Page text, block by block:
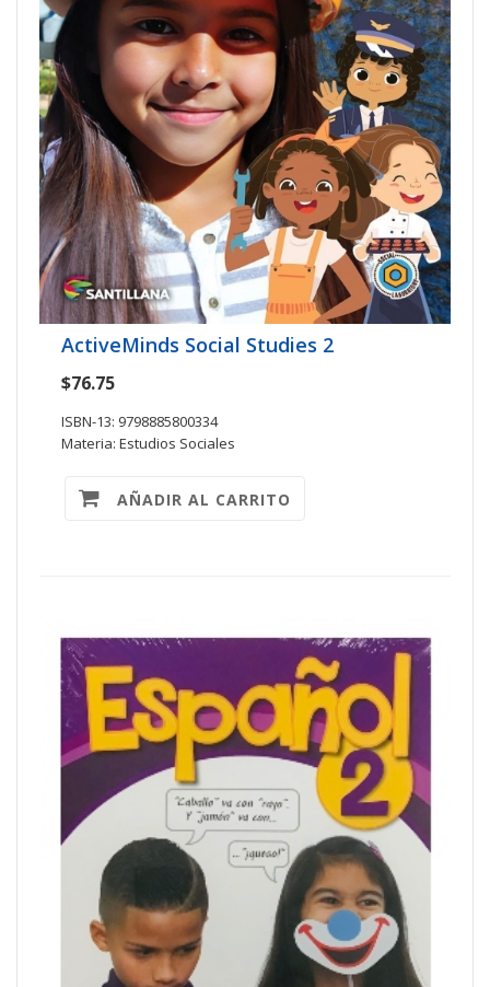
ActiveMinds Social Studies 2
$76.75
ISBN-13: 9798885800334
Materia: Estudios Sociales
AÑADIR AL CARRITO